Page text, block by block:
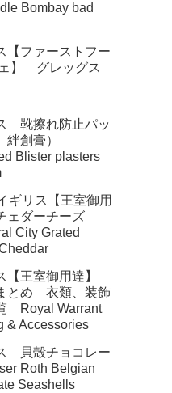
Bombay bad
【ファーストフー
ェ】 グレッグス
靴擦れ防止パッ
絆創膏）
Blister plasters
リス【王室御用
ェダーチーズ
City Grated
【王室御用達】
とめ 衣類、装飾
Royal Warrant
& Accessories
貝殻チョコレー
Roth Belgian
Seashells